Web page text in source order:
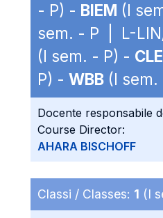
- P) - BIEM (I
sem. - P | L-
(I sem. - P) -
P) - WBB (I sem.
Docente responsabile
Course Director:
AHARA BISCHOFF
Classi / Classes: 1 (I